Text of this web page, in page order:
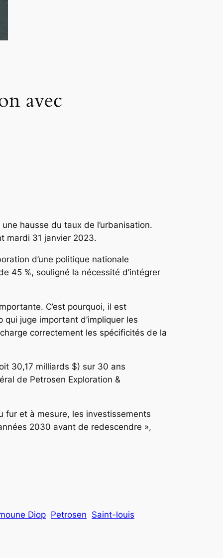
avec
hausse du taux de l’urbanisation.
mardi 31 janvier 2023.
d’une politique nationale
45 %, souligné la nécessité d’intégrer
C’est pourquoi, il est
juge important d’impliquer les
correctement les spécificités de la
30,17 milliards $) sur 30 ans
de Petrosen Exploration &
fur et à mesure, les investissements
2030 avant de redescendre »,
Diop Petrosen Saint-louis